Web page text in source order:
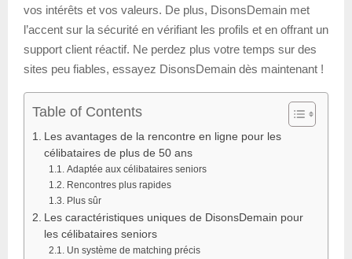
vos intérêts et vos valeurs. De plus, DisonsDemain met
l’accent sur la sécurité en vérifiant les profils et en offrant un
support client réactif. Ne perdez plus votre temps sur des
sites peu fiables, essayez DisonsDemain dès maintenant !
Table of Contents
Les avantages de la rencontre en ligne pour les
célibataires de plus de 50 ans
Adaptée aux célibataires seniors
Rencontres plus rapides
Plus sûr
Les caractéristiques uniques de DisonsDemain pour
les célibataires seniors
Un système de matching précis